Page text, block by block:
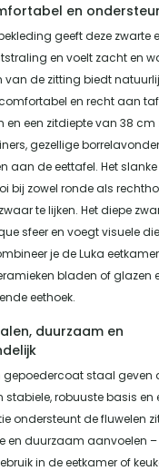
en
geeft deze zwarte
en voelt zacht en
de zitting biedt
en recht aan
een zitdiepte van 38 cm
gezellige
aan de eettafel. Het
bij zowel ronde als
te lijken. Het diepe
sfeer en voegt visuele
je de Luka
bladen of glazen
eethoek.
duurzaam en
gepoedercoat staal geven
stabiele, robuuste basis en
ondersteunt de fluwelen
en duurzaam aanvoelen
in de eetkamer of